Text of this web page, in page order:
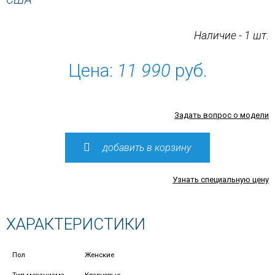
Наличие - 1 шт.
Цена: 11 990 руб.
Задать вопрос о модели
добавить в корзину
Узнать специальную цену
ХАРАКТЕРИСТИКИ
Пол Женские